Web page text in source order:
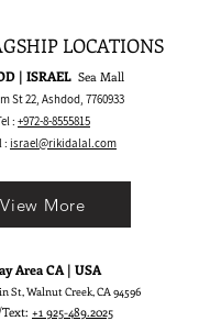
LOCATIONS
| ISRAEL Sea Mall
St 22, Ashdod, 7760933
: +972-8-8555815
: israel@rikidalal.com
Area CA | USA
St, Walnut Creek, CA 94596
+1 925-489.2025
View More